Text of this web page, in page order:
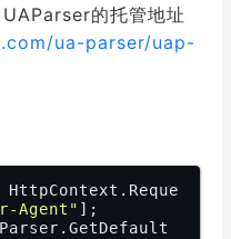
的托管地址
ua-parser/uap-
Agent"